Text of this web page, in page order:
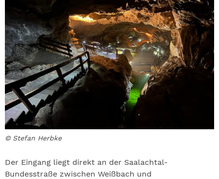
© Stefan Herbke
Der Eingang liegt direkt an der Saalachtal-
Bundesstraße zwischen Weißbach und